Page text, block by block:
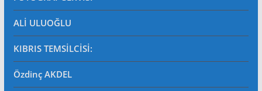
ALİ ULUOĞLU
KIBRIS TEMSİLCİSİ:
Özdinç AKDEL